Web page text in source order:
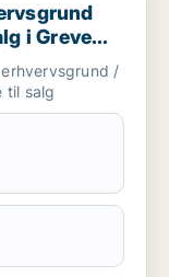
i Greve
/
til salg